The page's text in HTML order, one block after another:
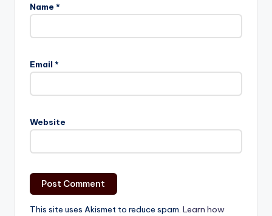
Name *
Email *
Website
This site uses Akismet to reduce spam. Learn how